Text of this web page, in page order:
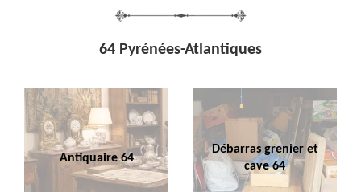
64 Pyrénées-Atlantiques
Antiquaire 64
Débarras grenier et
cave 64